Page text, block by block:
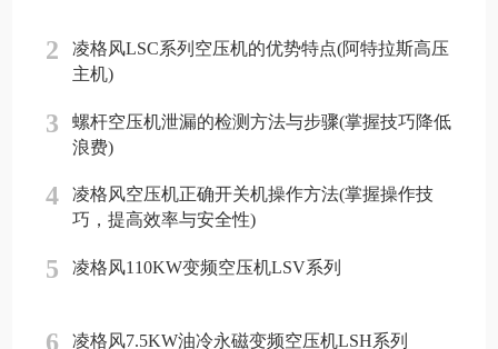
2
凌格风LSC系列空压机的优势特点(阿特拉斯高压
主机)
3
螺杆空压机泄漏的检测方法与步骤(掌握技巧降低
浪费)
4
凌格风空压机正确开关机操作方法(掌握操作技
巧，提高效率与安全性)
5 凌格风110KW变频空压机LSV系列
6 凌格风7.5KW油冷永磁变频空压机LSH系列